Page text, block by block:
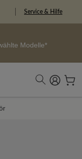
Service & Hilfe
Modelle*